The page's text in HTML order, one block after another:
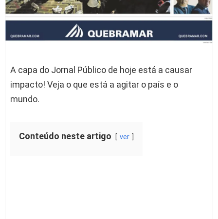
A capa do Jornal Público de hoje está a causar
impacto! Veja o que está a agitar o país e o
mundo.
Conteúdo neste artigo ver